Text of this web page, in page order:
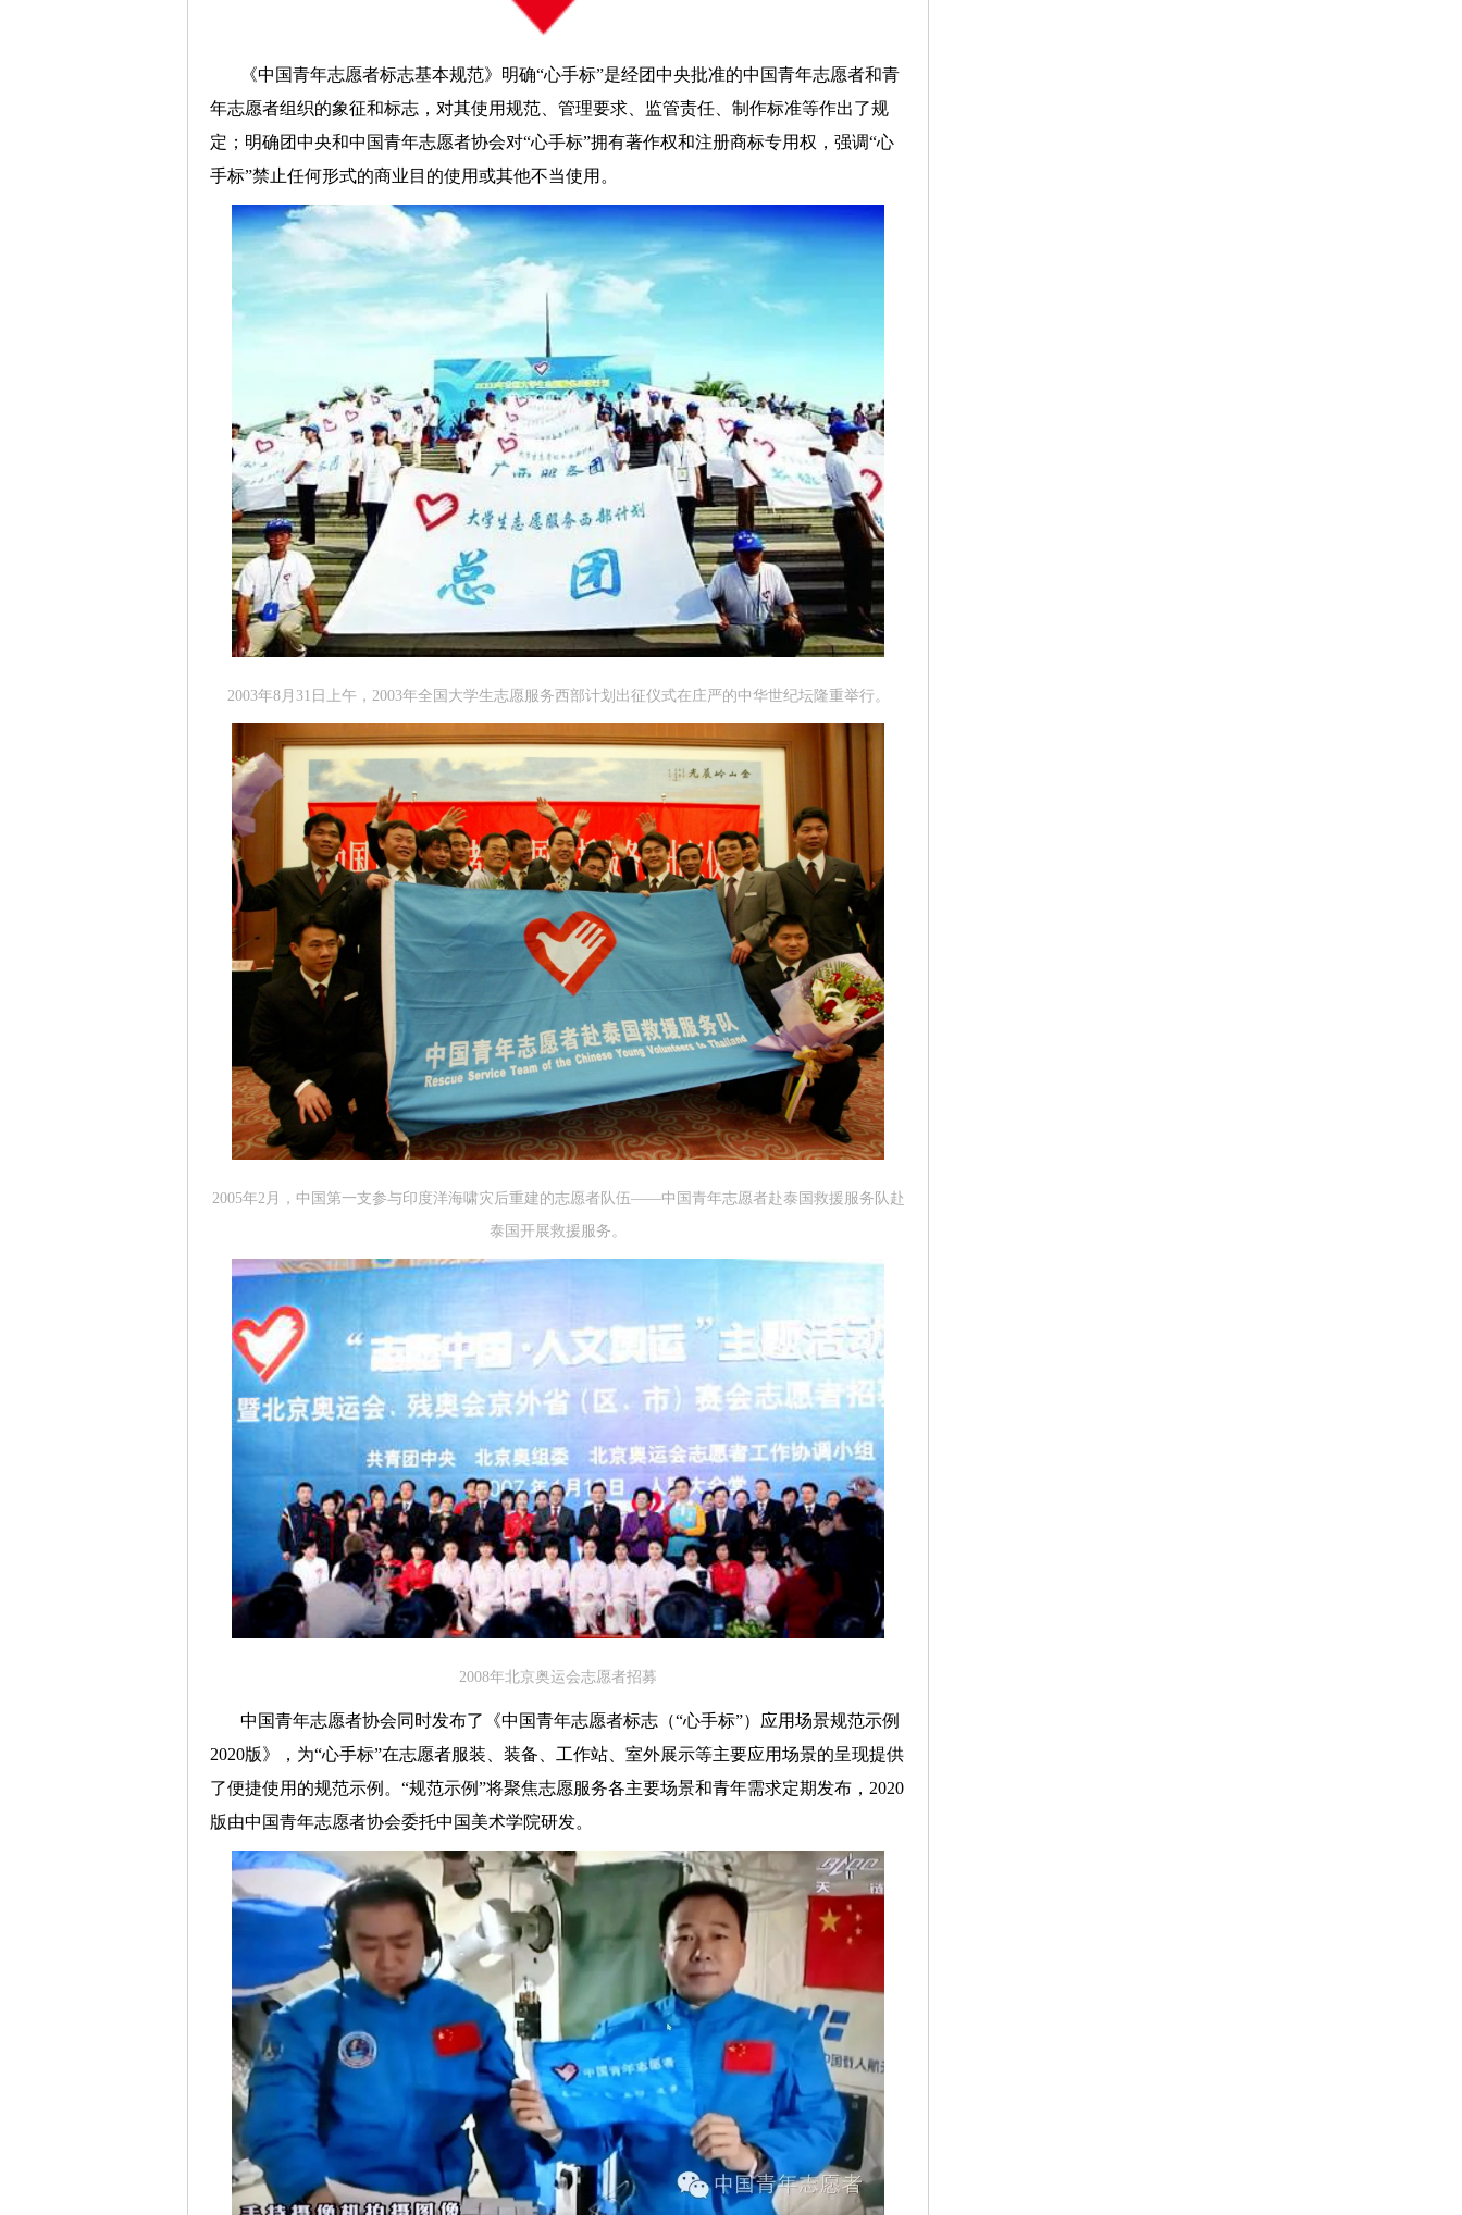
《中国青年志愿者标志基本规范》明确“心手标”是经团中央批准的中国青年志愿者和青
年志愿者组织的象征和标志，对其使用规范、管理要求、监管责任、制作标准等作出了规
定；明确团中央和中国青年志愿者协会对“心手标”拥有著作权和注册商标专用权，强调“心
手标”禁止任何形式的商业目的使用或其他不当使用。
2003年8月31日上午，2003年全国大学生志愿服务西部计划出征仪式在庄严的中华世纪坛隆重举行。
2005年2月，中国第一支参与印度洋海啸灾后重建的志愿者队伍——中国青年志愿者赴泰国救援服务队赴
泰国开展救援服务。
2008年北京奥运会志愿者招募
中国青年志愿者协会同时发布了《中国青年志愿者标志（“心手标”）应用场景规范示例
2020版》，为“心手标”在志愿者服装、装备、工作站、室外展示等主要应用场景的呈现提供
了便捷使用的规范示例。“规范示例”将聚焦志愿服务各主要场景和青年需求定期发布，2020
版由中国青年志愿者协会委托中国美术学院研发。